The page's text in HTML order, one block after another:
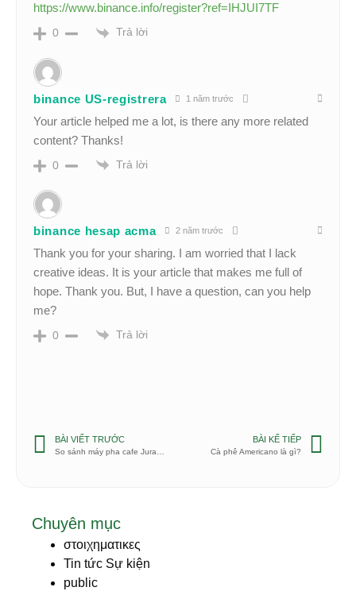
https://www.binance.info/register?ref=IHJUI7TF
0 Trả lời
binance US-registrera 1 năm trước
Your article helped me a lot, is there any more related
content? Thanks!
0 Trả lời
binance hesap acma 2 năm trước
Thank you for your sharing. I am worried that I lack
creative ideas. It is your article that makes me full of
hope. Thank you. But, I have a question, can you help
me?
0 Trả lời
BÀI VIẾT TRƯỚC BÀI KẾ TIẾP
Cà phê Americano là gì?
Chuyên mục
στοιχηματικες
Tin tức Sự kiện
public